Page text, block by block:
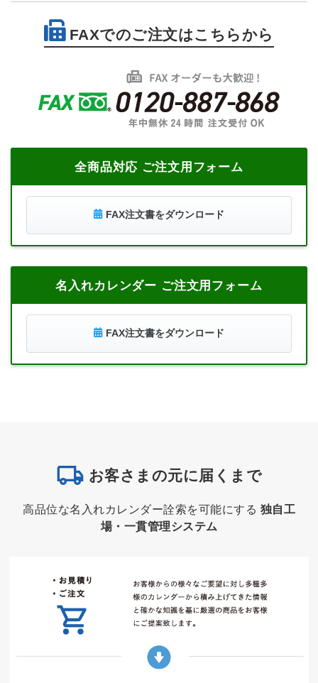
FAXでのご注文はこちらから
全商品対応 ご注文用フォーム
FAX注文書をダウンロード
名入れカレンダー ご注文用フォーム
FAX注文書をダウンロード
お客さまの元に届くまで
高品位な名入れカレンダー詮索を可能にする 独自工
場・一貫管理システム